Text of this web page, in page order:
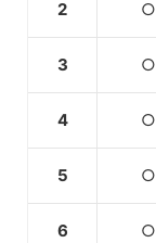
2 ○
3 ○
4 ○
5 ○
6 ○